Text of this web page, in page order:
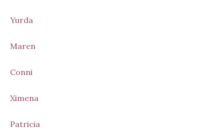
Yurda
Maren
Conni
Ximena
Patricia